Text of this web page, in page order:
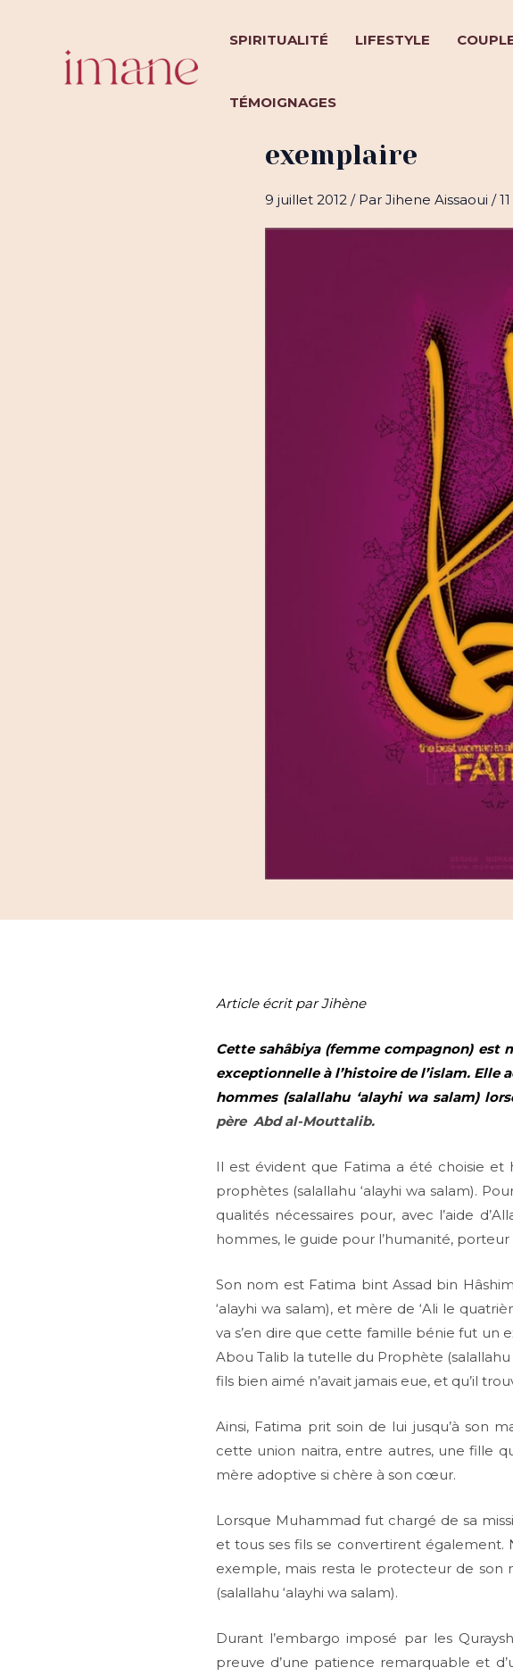
SPIRITUALITÉ LIFESTYLE
TÉMOIGNAGES
exemplaire
9 juillet 2012 / Par Jihene Aissaoui /
Article écrit par Jihène
Cette sahâbiya (femme compagnon) est
exceptionnelle à l’histoire de l’islam.
hommes (salallahu ‘alayhi wa salam)
père Abd al-Mouttalib.
Il est évident que Fatima a été choisie et
prophètes (salallahu ‘alayhi wa salam).
qualités nécessaires pour, avec l’aide
hommes, le guide pour l’humanité, porteur
Son nom est Fatima bint Assad bin
‘alayhi wa salam), et mère de ‘Ali le
va s’en dire que cette famille bénie fut un
Abou Talib la tutelle du Prophète
fils bien aimé n’avait jamais eue, et qu’il
Ainsi, Fatima prit soin de lui jusqu’à son
cette union naitra, entre autres, une fille
mère adoptive si chère à son cœur.
Lorsque Muhammad fut chargé de sa
et tous ses fils se convertirent
exemple, mais resta le protecteur de
(salallahu ‘alayhi wa salam).
Durant l’embargo imposé par les
preuve d’une patience remarquable et